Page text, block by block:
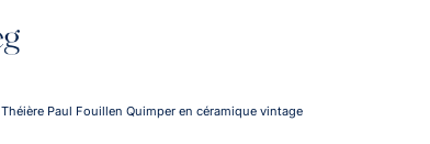
Théière Paul Fouillen Quimper en céramique vintage